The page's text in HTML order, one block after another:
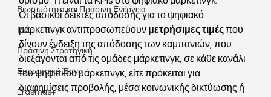
Βιωσιμότητα και Πράσινη Ενέργεια
ΙΔΣ
Πράσινη Στρατηγική
Ευρωπαϊκά Έργα
Erasmus+
Οι βασικοί δείκτες απόδοσης για το ψηφιακό
μάρκετινγκ αντιπροσωπεύουν μετρήσιμες τιμές που
δίνουν ένδειξη της απόδοσης των καμπανιών, που
διεξάγονται από τις ομάδες μάρκετινγκ, σε κάθε κανάλι
του ψηφιακού μάρκετινγκ, είτε πρόκειται για
διαφημίσεις προβολής, μέσα κοινωνικής δικτύωσης ή